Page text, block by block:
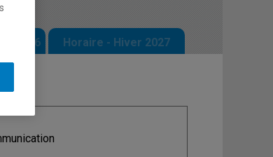
2026 Horaire - Hiver 2027